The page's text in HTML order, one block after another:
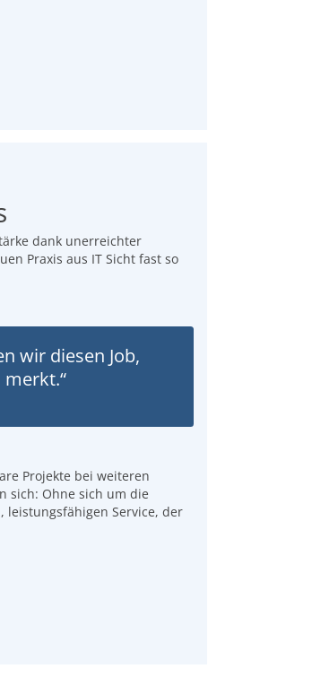
dank unerreichter
Praxis aus IT Sicht fast so
wir diesen Job,
Projekte bei weiteren
sich: Ohne sich um die
leistungsfähigen Service, der